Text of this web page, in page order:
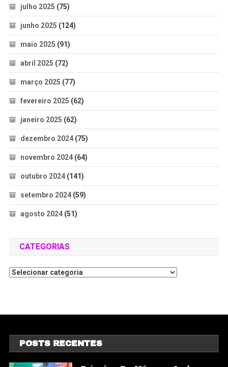
julho 2025 (75)
junho 2025 (124)
maio 2025 (91)
abril 2025 (72)
março 2025 (77)
fevereiro 2025 (62)
janeiro 2025 (62)
dezembro 2024(75)
novembro 2024(64)
outubro 2024(141)
setembro 2024(59)
agosto 2024(51)
CATEGORIAS
POSTS RECENTES